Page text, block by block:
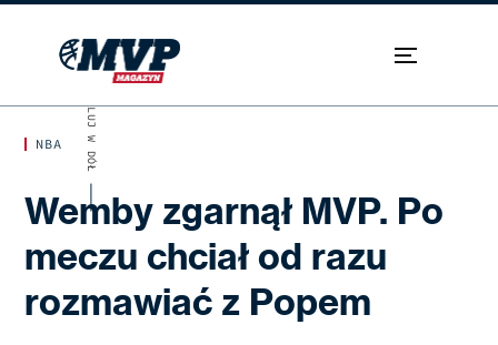
NBA
Wemby zgarnął MVP. Po
meczu chciał od razu
rozmawiać z Popem
SKROLUJ W DÓŁ